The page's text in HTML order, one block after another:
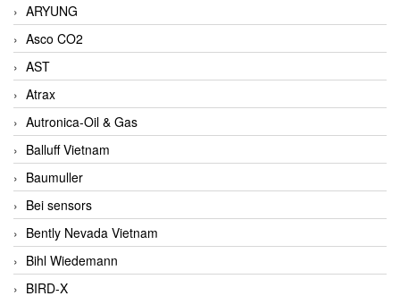
ARYUNG
Asco CO2
AST
Atrax
Autronica-Oil & Gas
Balluff Vietnam
Baumuller
Bei sensors
Bently Nevada Vietnam
Bihl Wiedemann
BIRD-X